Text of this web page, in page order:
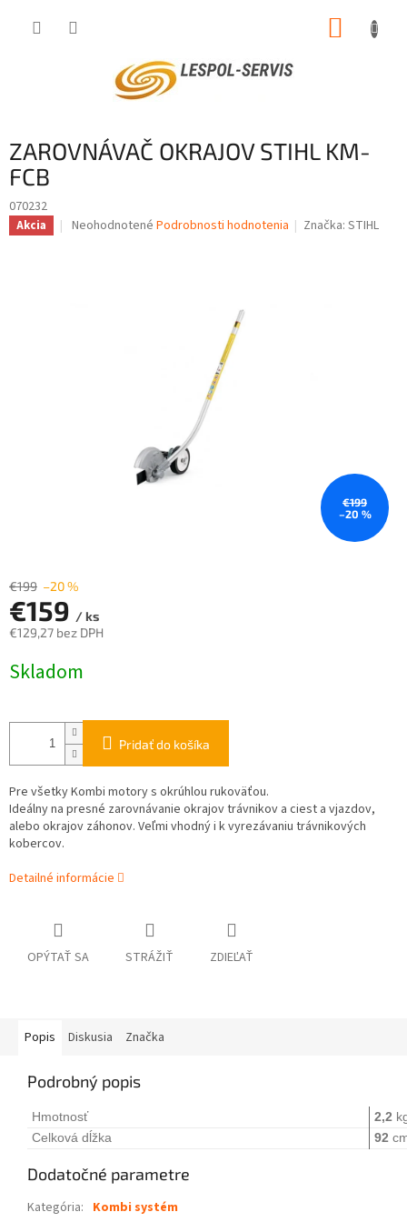
ZAROVNÁVAČ OKRAJOV STIHL KM-
FCB
070232
Akcia
Priemerné
Neohodnotené Podrobnosti hodnotenia Značka:STIHL
€199
–20 %
€199 –20 %
€159 / ks
€129,27 bez DPH
cena:
Skladom
Pridať do košíka
Pre všetky Kombi motory s okrúhlou rukoväťou.
Ideálny na presné zarovnávanie okrajov trávnikov a ciest a vjazdov,
alebo okrajov záhonov. Veľmi vhodný i k vyrezávaniu trávnikových
kobercov.
Detailné informácie
OPÝTAŤ SA STRÁŽIŤ ZDIEĽAŤ
Popis Diskusia Značka
Podrobný popis
Hmotnosť 2,2
Celková dĺžka
92
Dodatočné parametre
Kategória: Kombi systém